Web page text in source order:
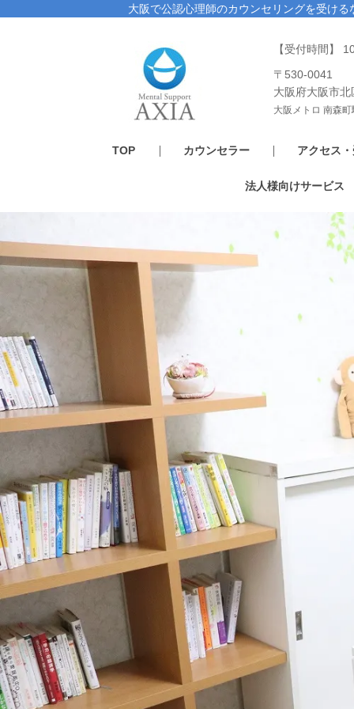
大阪で公認心理師のカウンセリングを受け
【受付時間】
〒530-0041
大阪府大阪市
大阪メトロ 南森
TOP カウンセラー アクセス
法人様向けサービス